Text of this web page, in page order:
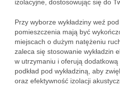
izolacyjne, dostosowując się do
Przy wyborze wykładziny weź
pomieszczenia mają być
miejscach o dużym natężeniu
zaleca się stosowanie wykładzin
w utrzymaniu i oferują dodatkową
podkład pod wykładziną, aby
oraz efektywność izolacji